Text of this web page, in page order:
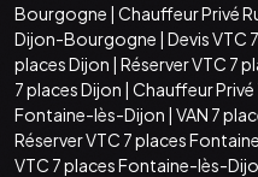
Bourgogne | Chauffeur Privé
Dijon-Bourgogne | Devis VTC
places Dijon | Réserver VTC 7
7 places Dijon | Chauffeur Privé
Fontaine-lès-Dijon | VAN 7
Réserver VTC 7 places
VTC 7 places Fontaine-lès-